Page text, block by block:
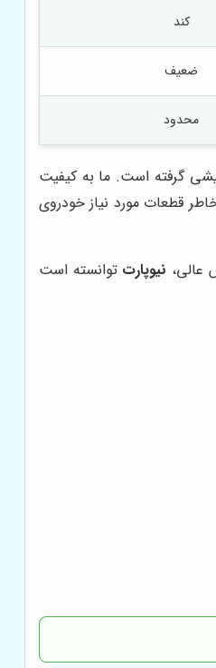
کند
ضعیف
محدود
گرفته است. ما به کیفیت
قطعات مورد نیاز خودروی
عالی، نیوپارت توانسته است